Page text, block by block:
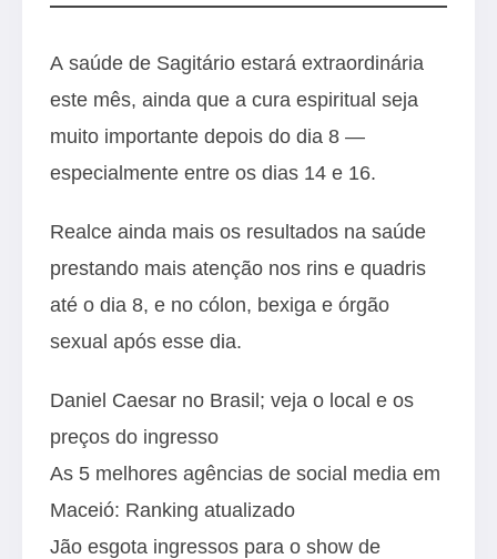
A saúde de Sagitário estará extraordinária
este mês, ainda que a cura espiritual seja
muito importante depois do dia 8 —
especialmente entre os dias 14 e 16.
Realce ainda mais os resultados na saúde
prestando mais atenção nos rins e quadris
até o dia 8, e no cólon, bexiga e órgão
sexual após esse dia.
Daniel Caesar no Brasil; veja o local e os
preços do ingresso
As 5 melhores agências de social media em
Maceió: Ranking atualizado
Jão esgota ingressos para o show de